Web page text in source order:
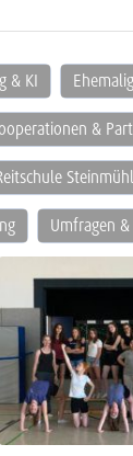
& KI
&
Umfragen